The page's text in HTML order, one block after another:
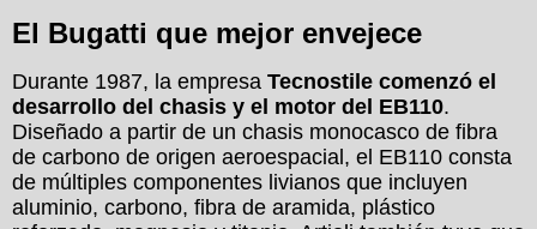
El Bugatti que mejor envejece
Durante 1987, la empresa Tecnostile comenzó el
desarrollo del chasis y el motor del EB110.
Diseñado a partir de un chasis monocasco de fibra
de carbono de origen aeroespacial, el EB110 consta
de múltiples componentes livianos que incluyen
aluminio, carbono, fibra de aramida, plástico